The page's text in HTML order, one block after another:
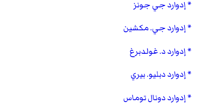
إدوارد جي جونز
إدوارد جي. مكشين
إدوارد د. غولدبرغ
إدوارد دبليو. بيري
إدوارد دونال توماس